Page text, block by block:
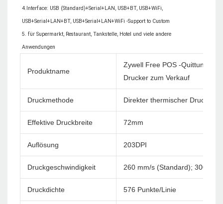
4.Interface: USB (Standard)+Serial+LAN, USB+BT, USB+WiFi,
USB+Serial+LAN+BT, USB+Serial+LAN+WiFi -Support to Custom
5. für Supermarkt, Restaurant, Tankstelle, Hotel und viele andere
Produktname
Zywell Free POS -
Drucker zum Verkauf
Druckmethode Direkter thermischer Druck
Effektive Druckbreite 72mm
Auflösung 203DPI
Druckgeschwindigkeit 260 mm/s (Standard); 300
Druckdichte 576 Punkte/Linie